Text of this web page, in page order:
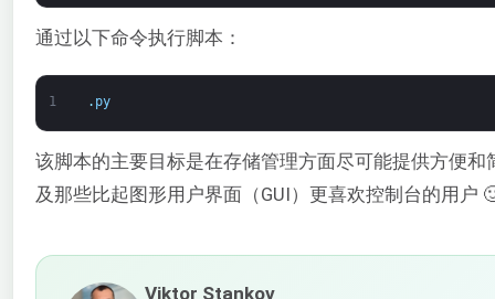
通过以下命令执行脚本：
1 . py
该脚本的主要目标是在存储管理方面尽可能提供方便
及那些比起图形用户界面（GUI）更喜欢控制台的用户
Viktor Stankov